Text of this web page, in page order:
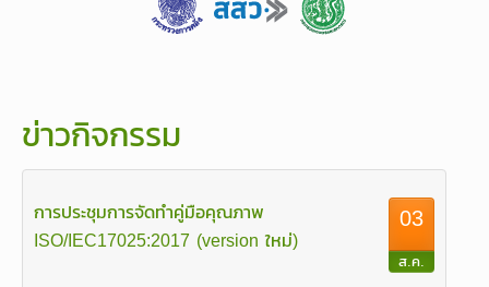
ข่าวกิจกรรม
03
ส.ค.
การประชุมการจัดทำคู่มือคุณภาพ
ISO/IEC17025:2017 (version ใหม่)